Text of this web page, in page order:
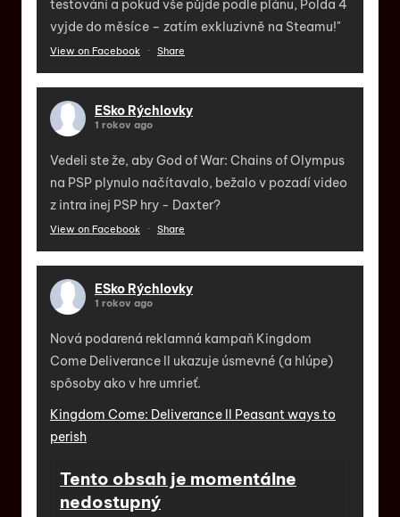
testování a pokud vše půjde podle plánu, Polda 4
vyjde do měsíce – zatím exkluzivně na Steamu!"
View on Facebook · Share
ESko Rýchlovky
1 rokov ago
Vedeli ste že, aby God of War: Chains of Olympus
na PSP plynulo načítavalo, bežalo v pozadí video
z intra inej PSP hry - Daxter?
View on Facebook · Share
ESko Rýchlovky
1 rokov ago
Nová podarená reklamná kampaň Kingdom
Come Deliverance II ukazuje úsmevné (a hlúpe)
spôsoby ako v hre umrieť.
Kingdom Come: Deliverance II Peasant ways to
perish
Tento obsah je momentálne
nedostupný